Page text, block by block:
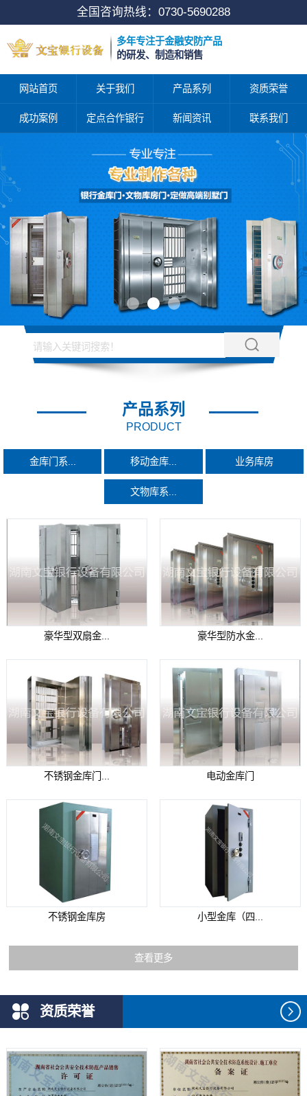
全国咨询热线： 0730-5690288
多年专注于金融安防产品
的研发、制造和销售
网站首页 关于我们 产品系列 资质荣誉
成功案例 定点合作银行 新闻资讯 联系我们
产品系列
PRODUCT
金库门系... 移动金库... 业务库房
文物库系...
豪华型双扇金... 豪华型防水金...
不锈钢金库门... 电动金库门
不锈钢金库房 小型金库（四...
查看更多
资质荣誉